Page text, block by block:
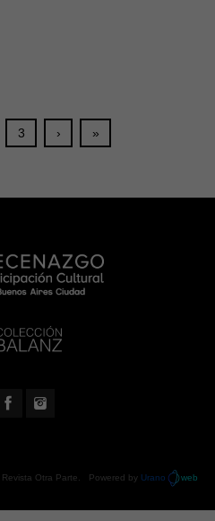
3 › »
Revista Otra Parte . Powered by Urano web